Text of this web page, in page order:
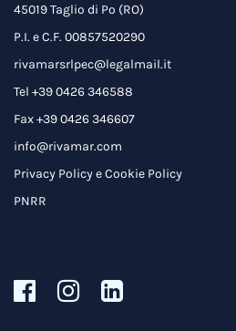
45019 Taglio di Po (RO)
P.I. e C.F. 00857520290
rivamarsrlpec@legalmail.it
Tel +39 0426 346588
Fax +39 0426 346607
info@rivamar.com
Privacy PolicyeCookie Policy
PNRR